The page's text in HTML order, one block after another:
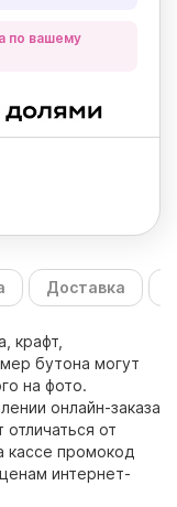
по вашему
Доставка
крафт,
бутона могут
на фото.
онлайн-заказа
от
кассе промокод
интернет-